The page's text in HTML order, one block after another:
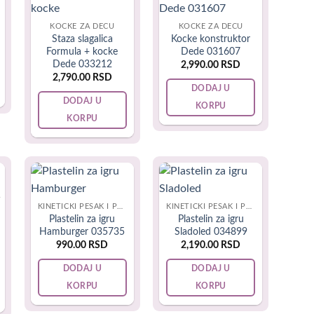
osnovnoj nameni?
tako da služe svojoj osnovnoj funkciji već samo da
ili obrazovnom i kognitivnom (na primer šah,
da služe isključivo za zabavu, već i za zabavno
na fizičkom i obrazovnom planu, kroz radost i zabavu.
neke igračke za devojčice i dečake koje su
i koordinaciju. Mališani u ovom uzrastu izoštravaju
KOCKE ZA DECU
Staza slagalica
Formula + kocke
Dede 033212
2,790.00 RSD
DODAJ U
KORPU
KOCKE ZA DECU
Kocke konstruktor
Dede 031607
2,990.00 RSD
DODAJ U
KORPU
Plastelin za igru
Hamburger 035735
990.00 RSD
DODAJ U
KORPU
Plastelin za igru
Sladoled 034899
2,190.00 RSD
DODAJ U
KORPU